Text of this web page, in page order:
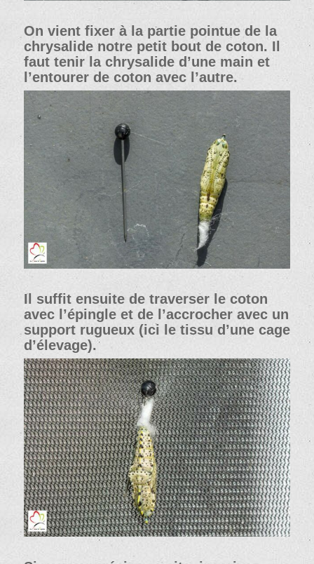
On vient fixer à la partie pointue de la
chrysalide notre petit bout de coton. Il
faut tenir la chrysalide d’une main et
l’entourer de coton avec l’autre.
Il suffit ensuite de traverser le coton
avec l’épingle et de l’accrocher avec un
support rugueux (ici le tissu d’une cage
d’élevage).